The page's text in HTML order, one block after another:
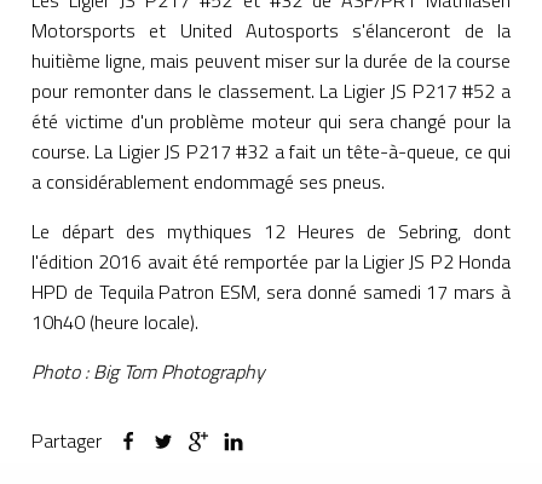
Motorsports et United Autosports s'élanceront de la
huitième ligne, mais peuvent miser sur la durée de la course
pour remonter dans le classement. La Ligier JS P217 #52 a
été victime d'un problème moteur qui sera changé pour la
course. La Ligier JS P217 #32 a fait un tête-à-queue, ce qui
a considérablement endommagé ses pneus.
Le départ des mythiques 12 Heures de Sebring, dont
l'édition 2016 avait été remportée par la Ligier JS P2 Honda
HPD de Tequila Patron ESM, sera donné samedi 17 mars à
10h40 (heure locale).
Photo : Big Tom Photography
Partager